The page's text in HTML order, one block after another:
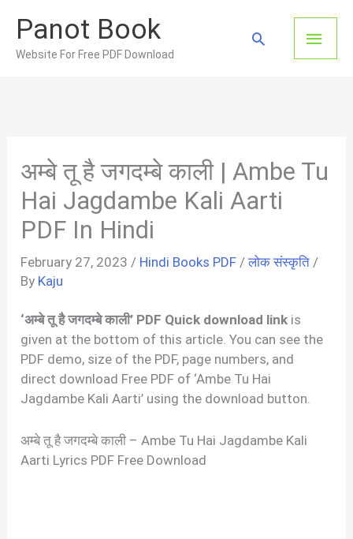
content
Panot Book
Website For Free PDF Download
Main
Search
अम्बे तू है जगदम्बे काली | Ambe Tu
Hai Jagdambe Kali Aarti
PDF In Hindi
February 27, 2023 / Hindi Books PDF /लोक संस्कृति /
By Kaju
‘अम्बे तू है जगदम्बे काली’ PDF Quick download link is
given at the bottom of this article. You can see the
PDF demo, size of the PDF, page numbers, and
direct download Free PDF of ‘Ambe Tu Hai
Jagdambe Kali Aarti’ using the download button.
अम्बे तू है जगदम्बे काली – Ambe Tu Hai Jagdambe Kali
Aarti Lyrics PDF Free Download